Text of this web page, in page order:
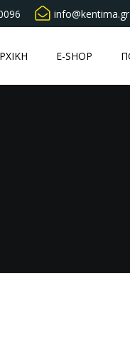
info@kentima.gr
E-SHOP